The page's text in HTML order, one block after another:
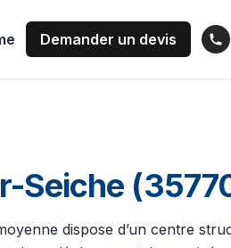
Demander un devis
Seiche
dispose d’un centre